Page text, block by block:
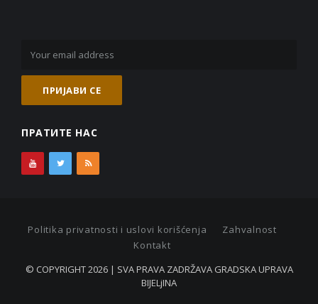
ПРАТИТЕ НАС
Politika privatnosti i uslovi korišćenja
Zahvalnost
Kontakt
© COPYRIGHT 2026 | SVA PRAVA ZADRŽAVA GRADSKA UPRAVA
BIJELjINA